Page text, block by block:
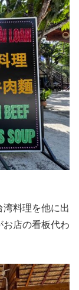
料理を他に出
お店の看板代わ